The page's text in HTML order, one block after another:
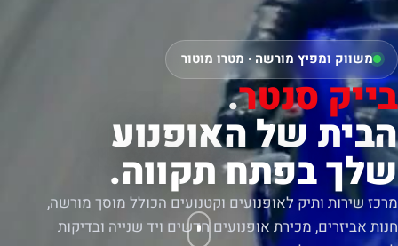
משווק ומפיץ מורשה · מטרו מוטור
בייק סנטר.
הבית של האופנוע
שלך בפתח תקווה.
מרכז שירות ותיק לאופנועים וקטנועים הכולל מוסך מורשה,
חנות אביזרים, מכירת אופנועים חדשים ויד שנייה ובדיקות